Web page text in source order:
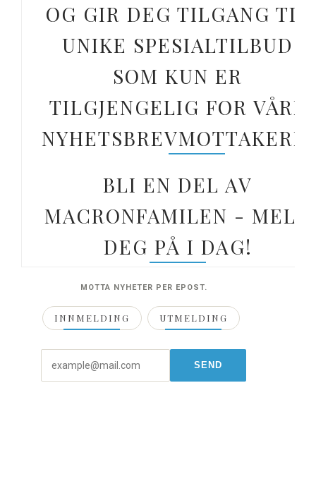
OG GIR DEG TILGANG TIL
UNIKE SPESIALTILBUD
SOM KUN ER
TILGJENGELIG FOR VÅRE
NYHETSBREVMOTTAKERE.
BLI EN DEL AV
MACRONFAMILEN - MELD
DEG PÅ I DAG!
MOTTA NYHETER PER EPOST.
INNMELDING UTMELDING